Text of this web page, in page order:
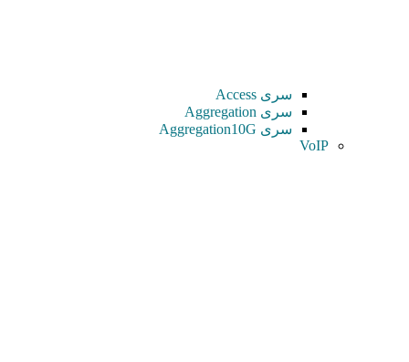
سری Access
سری Aggregation
سری Aggregation10G
VoIP